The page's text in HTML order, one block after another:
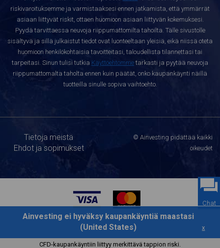
riskivaroituksemme ja varmistaaksesi ennen jatkamista, että ymmärrät
asiaan liittyvät riskit, ottaen huomioon asiaan liittyvän kokemuksesi.
Pyydä tarvittaessa neuvoja riippumattomilta tahoilta. Tälle sivustolle
sisältyvä ja sillä julkaistut tiedot ovat luonteeltaan yleisiä, eikä niissä oteta
huomioon henkilökohtaisia tavoitteitasi, taloudellista tilannettasi tai
tarpeitasi. Sinun tulisi tutkia Käyttöehtomme tarkasti ja pyytää neuvoja
riippumattomalta taholta ennen kuin päätät, onko kaupankäynti näillä
tuotteilla sinulle sopiva vaihtoehto.
Tietoja meistä
Ehdot ja sopimukset
© Ainvesting pidättää kaikki
oikeudet
Chat
CFD-kaupankäyntiin liittyy merkittävä tappion riski.
Ainvesting ei hyväksy kaupankäyntiä maastasi
(United States)
x